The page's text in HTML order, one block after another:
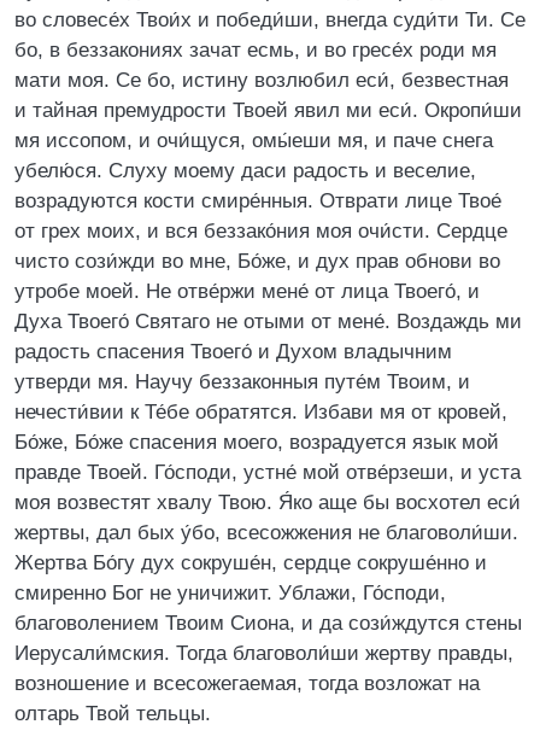
во словесе́х Твои́х и победи́ши, внегда суди́ти Ти. Се
бо, в беззакониях зачат есмь, и во гресе́х роди мя
мати моя. Се бо, истину возлюбил еси́, безвестная
и тайная премудрости Твоей явил ми еси́. Окропи́ши
мя иссопом, и очи́щуся, омы́еши мя, и паче снега
убелю́ся. Слуху моему даси радость и веселие,
возрадуются кости смире́нныя. Отврати лице Твое́
от грех моих, и вся беззако́ния моя очи́сти. Сердце
чисто сози́жди во мне, Бо́же, и дух прав обнови во
утробе моей. Не отве́ржи мене́ от лица Твоего́, и
Духа Твоего́ Святаго не отыми от мене́. Воздаждь ми
радость спасения Твоего́ и Духом владычним
утверди мя. Научу беззаконныя путе́м Твоим, и
нечести́вии к Те́бе обратятся. Избави мя от кровей,
Бо́же, Бо́же спасения моего, возрадуется язык мой
правде Твоей. Го́споди, устне́ мой отве́рзеши, и уста
моя возвестят хвалу Твою. Я́ко аще бы восхотел еси́
жертвы, дал бых у́бо, всесожжения не благоволи́ши.
Жертва Бо́гу дух сокруше́н, сердце сокруше́нно и
смиренно Бог не уничижит. Ублажи, Го́споди,
благоволением Твоим Сиона, и да сози́ждутся стены
Иерусали́мския. Тогда благоволи́ши жертву правды,
возношение и всесожегаемая, тогда возложат на
олтарь Твой тельцы.